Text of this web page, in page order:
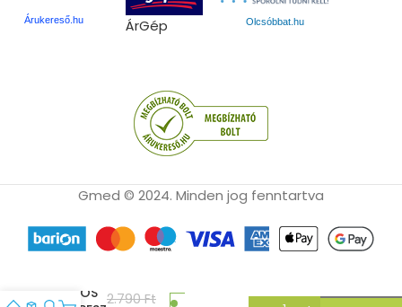
Árukereső.hu ÁrGép Olcsóbbat.hu
Gmed © 2024. Minden jog fenntartva
OLLÓS 2.790Ft